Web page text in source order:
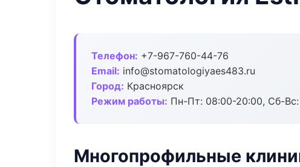
Телефон: +7-967-760-44-76
Email: info@stomatologiyaes483.ru
Город: Красноярск
Режим работы: Пн-Пт: 08:00-20:00, Сб-Вс:
Многопрофильные